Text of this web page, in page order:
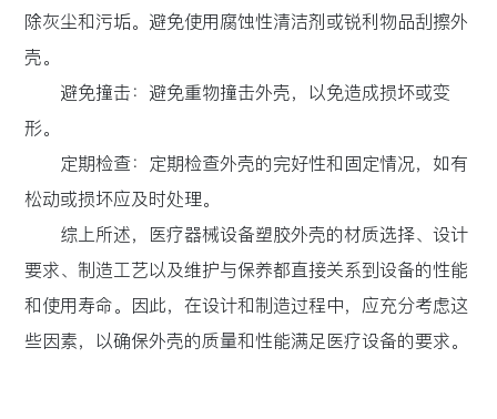
除灰尘和污垢。避免使用腐蚀性清洁剂或锐利物品刮擦外
壳。
避免撞击：避免重物撞击外壳，以免造成损坏或变
形。
定期检查：定期检查外壳的完好性和固定情况，如有
松动或损坏应及时处理。
综上所述，医疗器械设备塑胶外壳的材质选择、设计
要求、制造工艺以及维护与保养都直接关系到设备的性能
和使用寿命。因此，在设计和制造过程中，应充分考虑这
些因素，以确保外壳的质量和性能满足医疗设备的要求。